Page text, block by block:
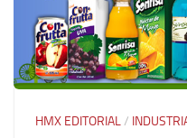
HMX EDITORIAL/